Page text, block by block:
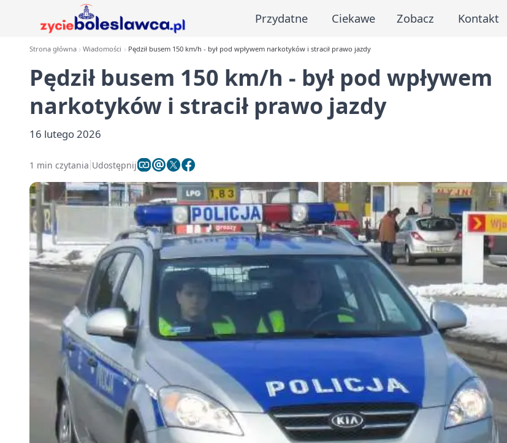
Przydatne Ciekawe Zobacz Kontakt
Strona główna Wiadomości Pędził busem 150 km/h - był pod wpływem narkotyków i stracił prawo jazdy
Pędził busem 150 km/h - był pod wpływem
narkotyków i stracił prawo jazdy
16 lutego 2026
1 min czytania Udostępnij